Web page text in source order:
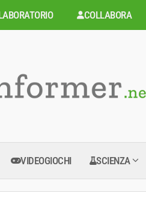
COLLABORA
VIDEOGIOCHI SCIENZA